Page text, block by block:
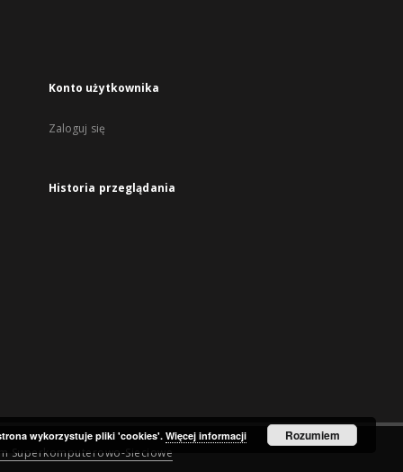
Konto użytkownika
Zaloguj się
Historia przeglądania
Superkomputerowo-Sieciowe
wykorzystuje pliki 'cookies'.Więcej informacji Rozumiem